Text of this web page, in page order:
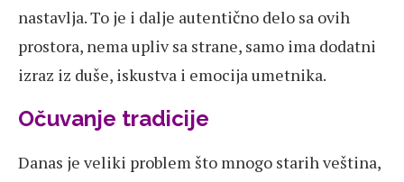
nastavlja. To je i dalje autentično delo sa ovih
prostora, nema upliv sa strane, samo ima dodatni
izraz iz duše, iskustva i emocija umetnika.
Očuvanje tradicije
Danas je veliki problem što mnogo starih veština,